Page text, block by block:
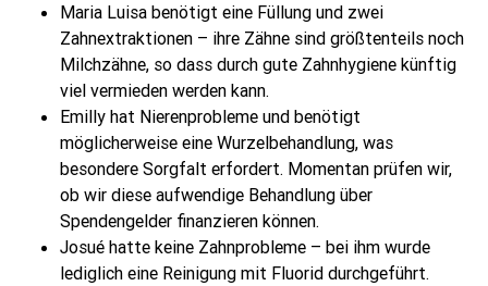
Maria Luisa benötigt eine Füllung und zwei
Zahnextraktionen – ihre Zähne sind größtenteils noch
Milchzähne, so dass durch gute Zahnhygiene künftig
viel vermieden werden kann.
Emilly hat Nierenprobleme und benötigt
möglicherweise eine Wurzelbehandlung, was
besondere Sorgfalt erfordert. Momentan prüfen wir,
ob wir diese aufwendige Behandlung über
Spendengelder finanzieren können.
Josué hatte keine Zahnprobleme – bei ihm wurde
lediglich eine Reinigung mit Fluorid durchgeführt.